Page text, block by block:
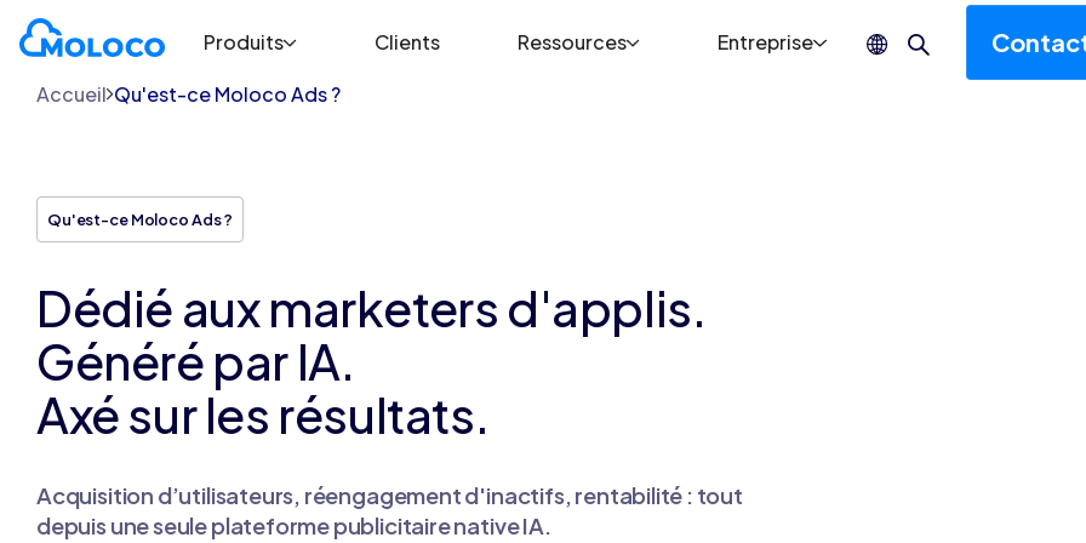
Produits Clients Ressources Entreprise
Accueil Qu'est-ce Moloco Ads ?
Qu'est-ce Moloco Ads ?
Dédié aux marketers d'applis.
Généré par IA.
Axé sur les résultats.
Acquisition d’utilisateurs, réengagement d'inactifs, rentabilité : tout
depuis une seule plateforme publicitaire native IA.